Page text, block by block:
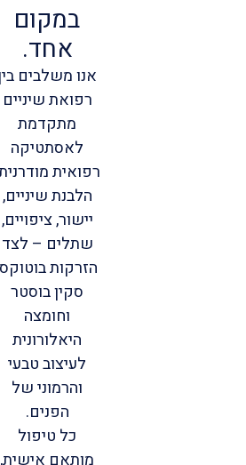
במקום
אחד.
אנו משלבים
רפואת שיניים
מתקדמת
לאסתטיקה
רפואית
הלבנת שיניים,
יישור, ציפויים,
שתלים – לצד
הזרקות
סקין בוסטר
וחומצה
היאלורונית
לעיצוב טבעי
והרמוני של
הפנים.
כל טיפול